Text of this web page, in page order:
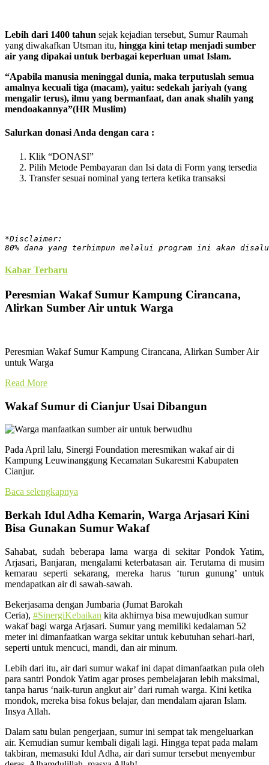
Lebih dari 1400 tahun sejak kejadian tersebut, Sumur Raumah
yang diwakafkan Utsman itu, hingga kini tetap menjadi sumber
air yang dipakai untuk berbagai keperluan umat Islam.
“Apabila manusia meninggal dunia, maka terputuslah semua
amalnya kecuali tiga (macam), yaitu: sedekah jariyah (yang
mengalir terus), ilmu yang bermanfaat, dan anak shalih yang
mendoakannya”(HR Muslim)
Salurkan donasi Anda dengan cara :
Klik “DONASI”
Pilih Metode Pembayaran dan Isi data di Form yang tersedia
Transfer sesuai nominal yang tertera ketika transaksi
*Disclaimer:
80% dana yang terhimpun melalui program ini akan
Kabar Terbaru
Peresmian Wakaf Sumur Kampung Cirancana,
Alirkan Sumber Air untuk Warga
Peresmian Wakaf Sumur Kampung Cirancana, Alirkan Sumber Air
untuk Warga
Read More
Wakaf Sumur di Cianjur Usai Dibangun
Pada April lalu, Sinergi Foundation meresmikan wakaf air di
Kampung Leuwinanggung Kecamatan Sukaresmi Kabupaten
Cianjur.
Baca selengkapnya
Berkah Idul Adha Kemarin, Warga Arjasari Kini
Bisa Gunakan Sumur Wakaf
Sahabat, sudah beberapa lama warga di sekitar Pondok Yatim,
Arjasari, Banjaran, mengalami keterbatasan air. Terutama di musim
kemarau seperti sekarang, mereka harus ‘turun gunung’ untuk
mendapatkan air di sawah-sawah.
Bekerjasama dengan Jumbaria (Jumat Barokah
Ceria), #SinergiKebaikan kita akhirnya bisa mewujudkan sumur
wakaf bagi warga Arjasari. Sumur yang memiliki kedalaman 52
meter ini dimanfaatkan warga sekitar untuk kebutuhan sehari-hari,
seperti untuk mencuci, mandi, dan air minum.
Lebih dari itu, air dari sumur wakaf ini dapat dimanfaatkan pula oleh
para santri Pondok Yatim agar proses pembelajaran lebih maksimal,
tanpa harus ‘naik-turun angkut air’ dari rumah warga. Kini ketika
mondok, mereka bisa fokus belajar, dan mendalam ajaran Islam.
Insya Allah.
Dalam satu bulan pengerjaan, sumur ini sempat tak mengeluarkan
air. Kemudian sumur kembali digali lagi. Hingga tepat pada malam
takbiran, memasuki Idul Adha, air dari sumur tersebut menyembur